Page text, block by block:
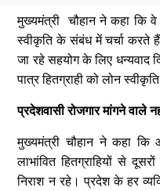
मुख्यमंत्री चौहान ने कहा कि
स्वीकृति के संबंध में चर्चा करते
जा रहे सहयोग के लिए धन्यवाद
पात्र हितग्राही को लोन
प्रदेशवासी रोजगार मांगने वाले
मुख्यमंत्री चौहान ने कहा
लाभांवित हितग्राहियों से
निराश न रहे। प्रदेश के हर